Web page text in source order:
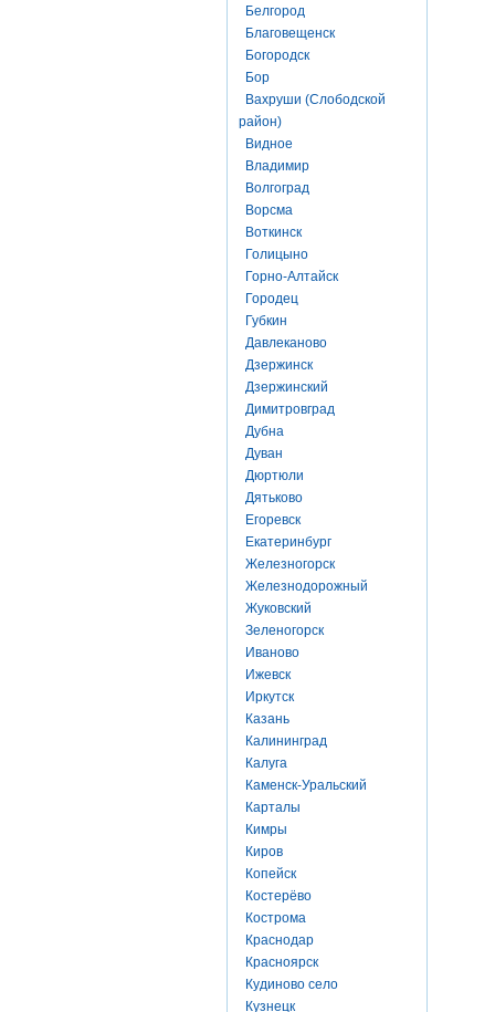
Белгород
Благовещенск
Богородск
Бор
Вахруши (Слободской
район)
Видное
Владимир
Волгоград
Ворсма
Воткинск
Голицыно
Горно-Алтайск
Городец
Губкин
Давлеканово
Дзержинск
Дзержинский
Димитровград
Дубна
Дуван
Дюртюли
Дятьково
Егоревск
Екатеринбург
Железногорск
Железнодорожный
Жуковский
Зеленогорск
Иваново
Ижевск
Иркутск
Казань
Калининград
Калуга
Каменск-Уральский
Карталы
Кимры
Киров
Копейск
Костерёво
Кострома
Краснодар
Красноярск
Кудиново село
Кузнецк